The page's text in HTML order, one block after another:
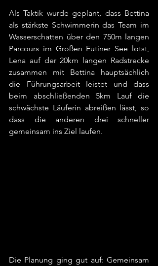
Als Taktik wurde geplant, dass Bettina
als stärkste Schwimmerin das Team im
Wasserschatten über den 750m langen
Parcours im Großen Eutiner See lotst,
Lena auf der 20km langen Radstrecke
zusammen mit Bettina hauptsächlich
die Führungsarbeit leistet und dass
beim abschließenden 5km Lauf die
schwächste Läuferin abreißen lässt, so
dass die anderen drei schneller
gemeinsam ins Ziel laufen.
Die Planung ging gut auf: Gemeinsam